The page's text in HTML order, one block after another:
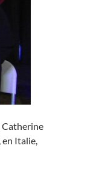
Catherine
en Italie,